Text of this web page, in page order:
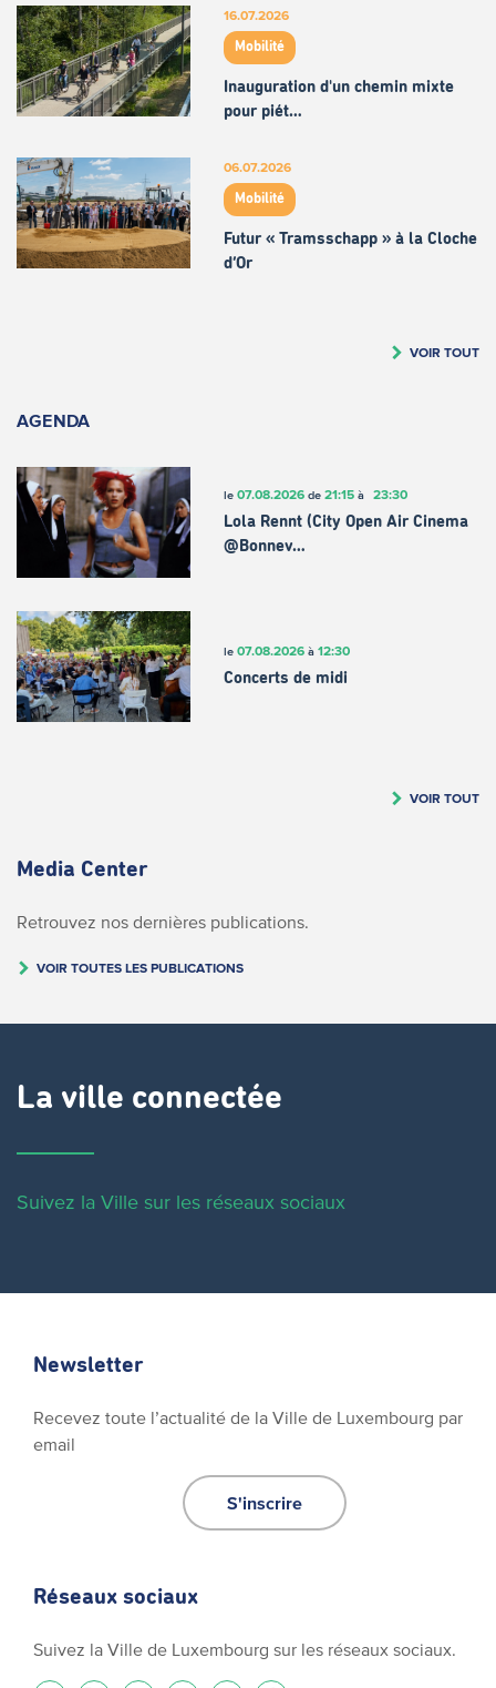
16.07.2026
Mobilité
Inauguration d'un chemin mixte
pour piét…
06.07.2026
Mobilité
Futur « Tramsschapp » à la Cloche
d’Or
VOIR TOUT
AGENDA
le 07.08.2026de 21:15à 23:30
Lola Rennt (City Open Air Cinema
@Bonnev…
le 07.08.2026à 12:30
Concerts de midi
VOIR TOUT
Media Center
Retrouvez nos dernières publications.
VOIR TOUTES LES PUBLICATIONS
La ville connectée
Suivez la Ville sur les réseaux sociaux
Newsletter
Recevez toute l’actualité de la Ville de Luxembourg par
email
S'inscrire
Réseaux sociaux
Suivez la Ville de Luxembourg sur les réseaux sociaux.